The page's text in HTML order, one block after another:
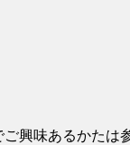
興味あるかたは